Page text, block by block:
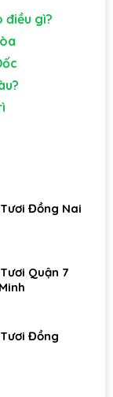
điều gì?
Đồng Nai
Quận 7
Đồng